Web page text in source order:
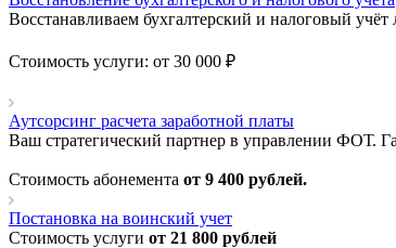
Восстанавливаем бухгалтерский и налоговый
Стоимость услуги: от 30 000 ₽
Аутсорсинг расчета заработной платы
Ваш стратегический партнер в управлении ФОТ.
Стоимость абонемента от 9 400 рублей.
Постановка на воинский учет
Стоимость услуги от 21 800 рублей